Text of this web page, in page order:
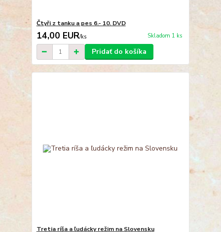
Čtyři z tanku a pes 6.- 10. DVD
14,00 EUR/ks Skladom 1 ks
Pridať do košíka
Tretia ríša a ľudácky režim na Slovensku